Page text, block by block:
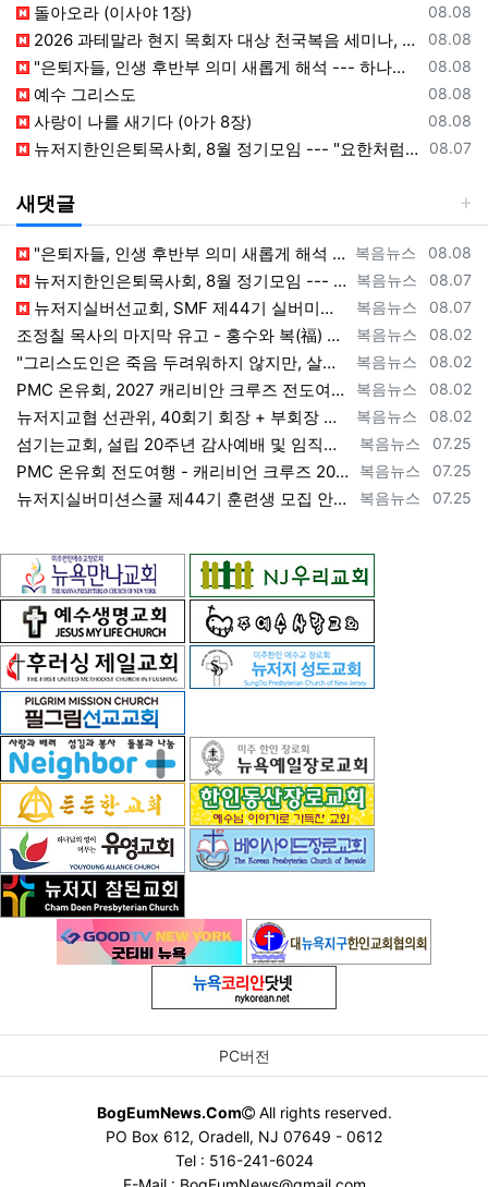
등록일
08.08
돌아오라 (이사야 1장)
등록일
08.08
2026 과테말라 현지 목회자 대상 천국복음 세미나, Peten 지역서 시작
등록일
08.08
"은퇴자들, 인생 후반부 의미 새롭게 해석 --- 하나님(복음+선교) 길에 나서자"
등록일
08.08
예수 그리스도
등록일
08.08
사랑이 나를 새기다 (아가 8장)
등록일
08.07
뉴저지한인은퇴목사회, 8월 정기모임 --- "요한처럼 예수님만 높이며 살자"
새댓글
등록자
복음뉴스 등록일
08.08
"은퇴자들, 인생 후반부 의미 새롭게 해석 --- 하나님(복음+선교)길에 나서자" [2026년 8월 8일 토요일 자 뉴욕일보 기사] ==> ht…
등록자
복음뉴스 등록일
08.07
뉴저지한인은퇴목사회, 8월 정기모임 --- "요한처럼 예수님만 높이며 살자" [2026년 8월 7일 금요일 자 뉴욕일보 기사] ==> https…
등록자
복음뉴스 등록일
08.07
뉴저지실버선교회, SMF 제44기 실버미션스쿨 수강생 모집 [2026년 8월 7일 금요일 자 뉴욕일보 기사] ==> https://www.bog…
등록자
복음뉴스 등록일
08.02
조정칠 목사의 마지막 유고 - 홍수와 복(福) 자(字) [2026년 8월 1일 토요일 자 뉴욕일보 기사] ==> https://www.bogeu…
등록자
복음뉴스 등록일
08.02
"그리스도인은 죽음 두려워하지 않지만, 살아 있는 동안 다른 사람의 유익 + 믿음의 진보 위해 살아야" [2026년 7월 31일 금요일 자 뉴욕…
등록자
복음뉴스 등록일
08.02
PMC 온유회, 2027 캐리비안 크루즈 전도여행 참가자 모집 [2026년 7월 31일 금요일 자 뉴욕일보 기사] ==> https://www.…
등록자
복음뉴스 등록일
08.02
뉴저지교협 선관위, 40회기 회장 + 부회장 등록 + 추천 절차 공고 --- 8월 28일 등록 마감, 9월 28일 선거 [2026년 7월 29일…
등록자
복음뉴스 등록일
07.25
섬기는교회, 설립 20주년 감사예배 및 임직식 --- "이제 더 힘차게 창공을 날자" [2026년 7월 25일 토요일 자 뉴욕일보 기사] ==>…
등록자
복음뉴스 등록일
07.25
PMC 온유회 전도여행 - 캐리비언 크루즈 2027 안내 ==> https://www.bogeumnews.com/gnu54/bbs/board.p…
등록자
복음뉴스 등록일
07.25
뉴저지실버미션스쿨 제44기 훈련생 모집 안내 ==> https://www.bogeumnews.com/gnu54/bbs/board.php?bo_t…
PC버전
BogEumNews.Com
All rights reserved.
PO Box 612, Oradell, NJ 07649 - 0612
Tel : 516-241-6024